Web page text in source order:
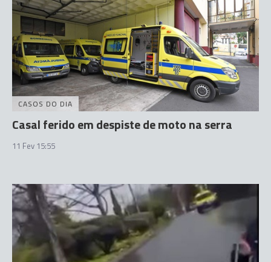
CASOS DO DIA
Casal ferido em despiste de moto na serra
11 Fev 15:55